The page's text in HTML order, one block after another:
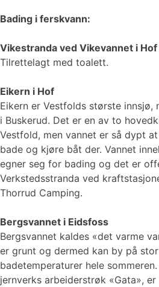
Bading i ferskvann:
Vikestranda ved Vikevannet i Hof
Tilrettelagt med toalett.
Eikern i Hof
Eikern er Vestfolds største innsjø,
i Buskerud. Det er en av to
Vestfold, men vannet er så dypt
bade og kjøre båt der. Vannet
egner seg for bading og det er
Verkstedsstranda ved
Thorrud Camping.
Bergsvannet i Eidsfoss
Bergsvannet kaldes «det varme
er grunt og dermed kan by på
badetemperaturer hele
jernverks arbeiderstrøk «Gata»,